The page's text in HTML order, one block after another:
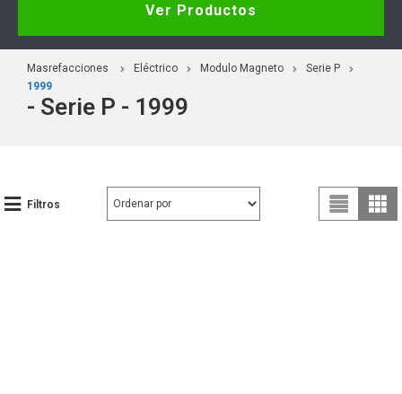
Ver Productos
Masrefacciones Eléctrico Modulo Magneto
Serie P
1999
- Serie P - 1999
Filtros